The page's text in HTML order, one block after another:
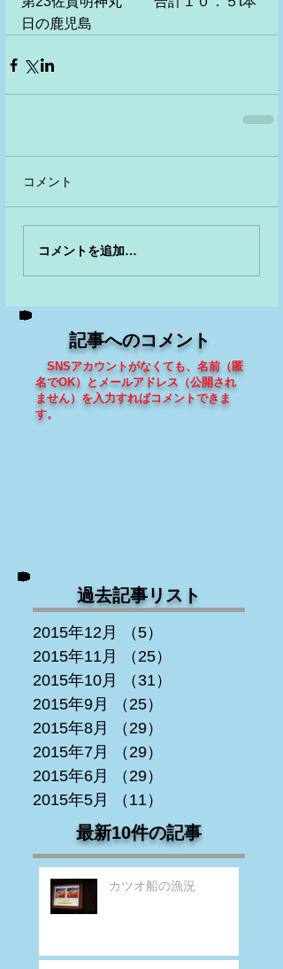
日の鹿児島
コメント
コメントを追加…
記事へのコメント
SNSアカウントがなくても、 名前（匿
名でOK）とメールアドレス（公開され
ません）を入力すればコメントできま
す。
過去記事リスト
2015年12月 （5）
2015年11月
（25）
2015年10月
（31）
2015年9月
（25）
2015年8月
（29）
2015年7月
（29）
2015年6月
（29）
2015年5月
（11）
最新10件の記事
カツオ船の漁況